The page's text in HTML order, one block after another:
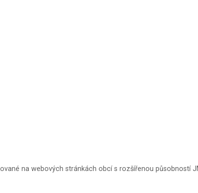
na webových stránkách obcí s rozšířenou působností